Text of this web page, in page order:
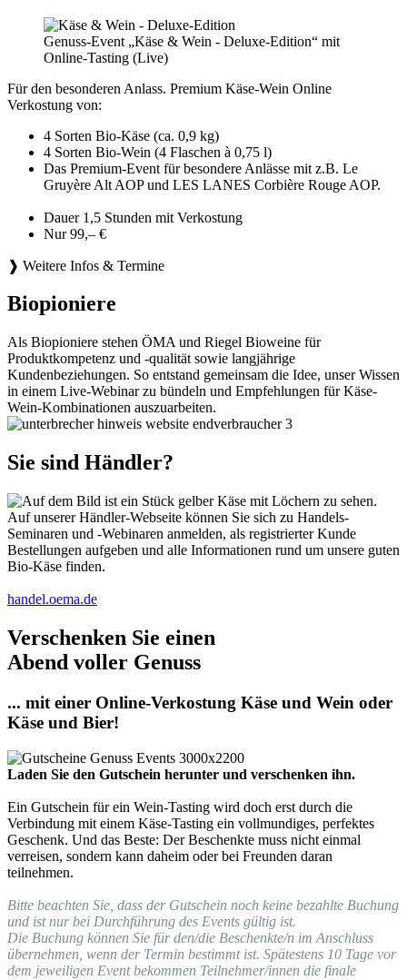
Genuss-Event „Käse & Wein - Deluxe-Edition“ mit
Online-Tasting (Live)
Für den besonderen Anlass. Premium Käse-Wein Online
Verkostung von:
4 Sorten Bio-Käse (ca. 0,9 kg)
4 Sorten Bio-Wein (4 Flaschen à 0,75 l)
Das Premium-Event für besondere Anlässe mit z.B. Le
Gruyère Alt AOP und LES LANES Corbière Rouge AOP.
Dauer 1,5 Stunden mit Verkostung
Nur 99,– €
❱ Weitere Infos & Termine
Biopioniere
Als Biopioniere stehen ÖMA und Riegel Bioweine für
Produktkompetenz und -qualität sowie langjährige
Kundenbeziehungen. So entstand gemeinsam die Idee, unser Wissen
in einem Live-Webinar zu bündeln und Empfehlungen für Käse-
Wein-Kombinationen auszuarbeiten.
Sie sind Händler?
Auf unserer Händler-Webseite können Sie sich zu Handels-
Seminaren und -Webinaren anmelden, als registrierter Kunde
Bestellungen aufgeben und alle Informationen rund um unsere guten
Bio-Käse finden.
handel.oema.de
Verschenken Sie einen
Abend voller Genuss
... mit einer Online-Verkostung Käse und Wein oder
Käse und Bier!
Laden Sie den Gutschein herunter und verschenken ihn.
Ein Gutschein für ein Wein-Tasting wird doch erst durch die
Verbindung mit einem Käse-Tasting ein vollmundiges, perfektes
Geschenk. Und das Beste: Der Beschenkte muss nicht einmal
verreisen, sondern kann daheim oder bei Freunden daran
teilnehmen.
Bitte beachten Sie, dass der Gutschein noch keine bezahlte Buchung
und ist nur bei Durchführung des Events gültig ist.
Die Buchung können Sie für den/die Beschenkte/n im Anschluss
übernehmen, wenn der Termin bestimmt ist. Spätestens 10 Tage vor
dem jeweiligen Event bekommen Teilnehmer/innen die finale